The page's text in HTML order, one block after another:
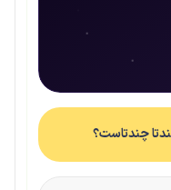
چندتاست؟